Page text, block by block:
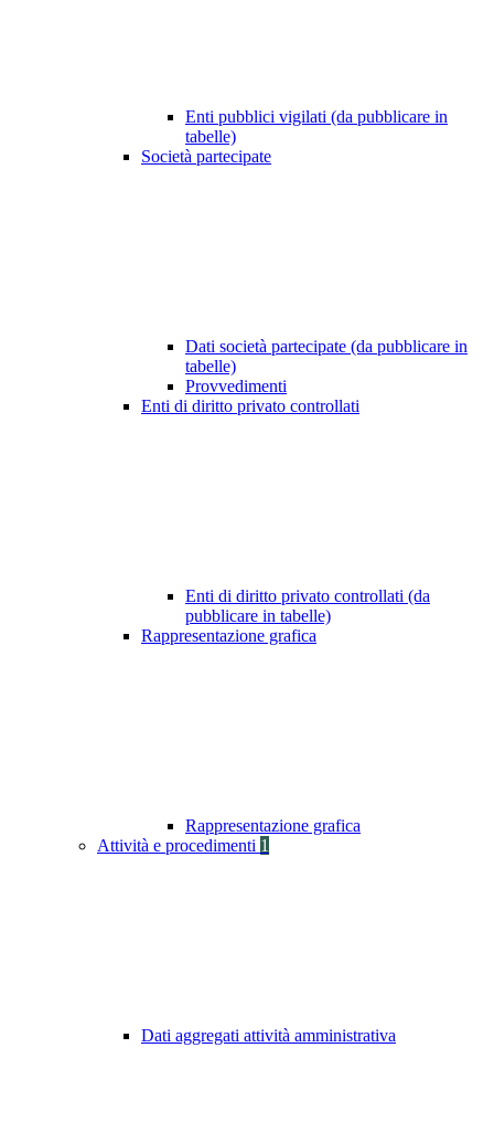
Enti pubblici vigilati (da pubblicare in
tabelle)
Società partecipate
Dati società partecipate (da pubblicare in
tabelle)
Provvedimenti
Enti di diritto privato controllati
Enti di diritto privato controllati (da
pubblicare in tabelle)
Rappresentazione grafica
Rappresentazione grafica
Attività e procedimenti 1
Dati aggregati attività amministrativa